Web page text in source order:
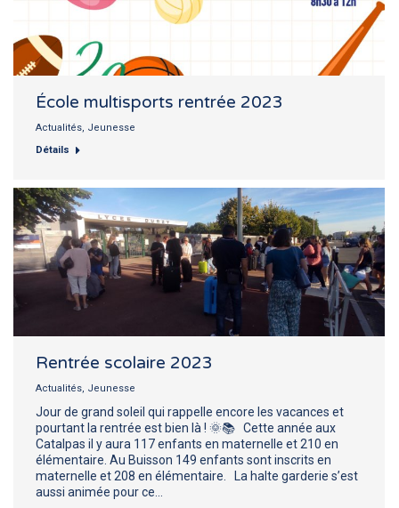
École multisports rentrée 2023
Actualités, Jeunesse
Détails
Rentrée scolaire 2023
Actualités, Jeunesse
Jour de grand soleil qui rappelle encore les vacances et
pourtant la rentrée est bien là ! 🌞📚 Cette année aux
Catalpas il y aura 117 enfants en maternelle et 210 en
élémentaire. Au Buisson 149 enfants sont inscrits en
maternelle et 208 en élémentaire. La halte garderie s’est
aussi animée pour ce…